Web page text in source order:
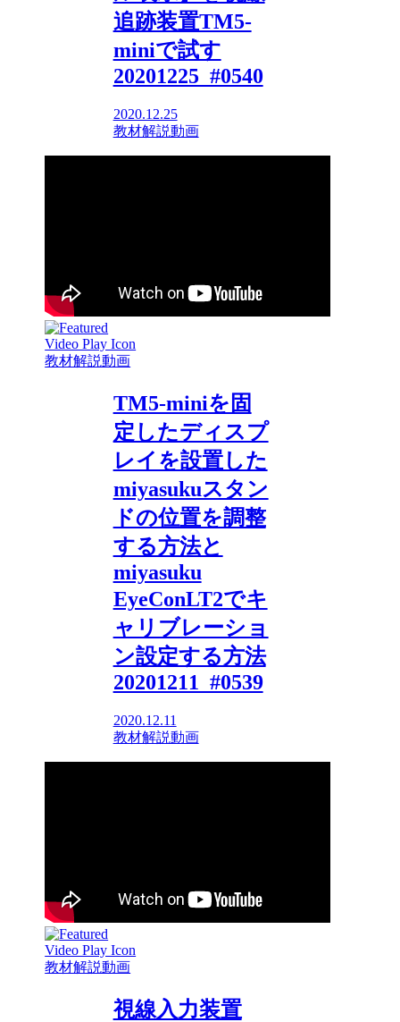
追跡装置TM5-
miniで試す
20201225_#0540
2020.12.25
教材解説動画
教材解説動画
TM5-miniを固
定したディスプ
レイを設置した
miyasukuスタン
ドの位置を調整
する方法と
miyasuku
EyeConLT2でキ
ャリブレーショ
ン設定する方法
20201211_#0539
2020.12.11
教材解説動画
教材解説動画
視線入力装置